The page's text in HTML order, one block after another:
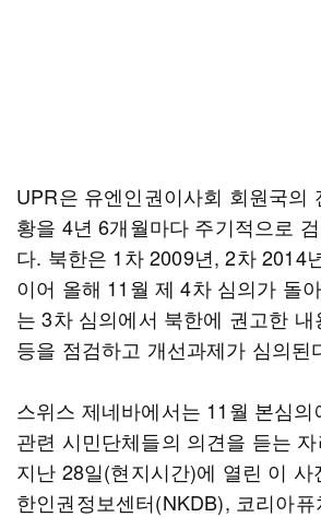
UPR은 유엔인권이사회 회원국의
황을 4년 6개월마다 주기적으로
다. 북한은 1차 2009년, 2차 2014
이어 올해 11월 제 4차 심의가 돌
는 3차 심의에서 북한에 권고한 내
등을 점검하고 개선과제가 심의된
스위스 제네바에서는 11월 본심의
관련 시민단체들의 의견을 듣는
지난 28일(현지시간)에 열린 이
한인권정보센터(NKDB), 코리아